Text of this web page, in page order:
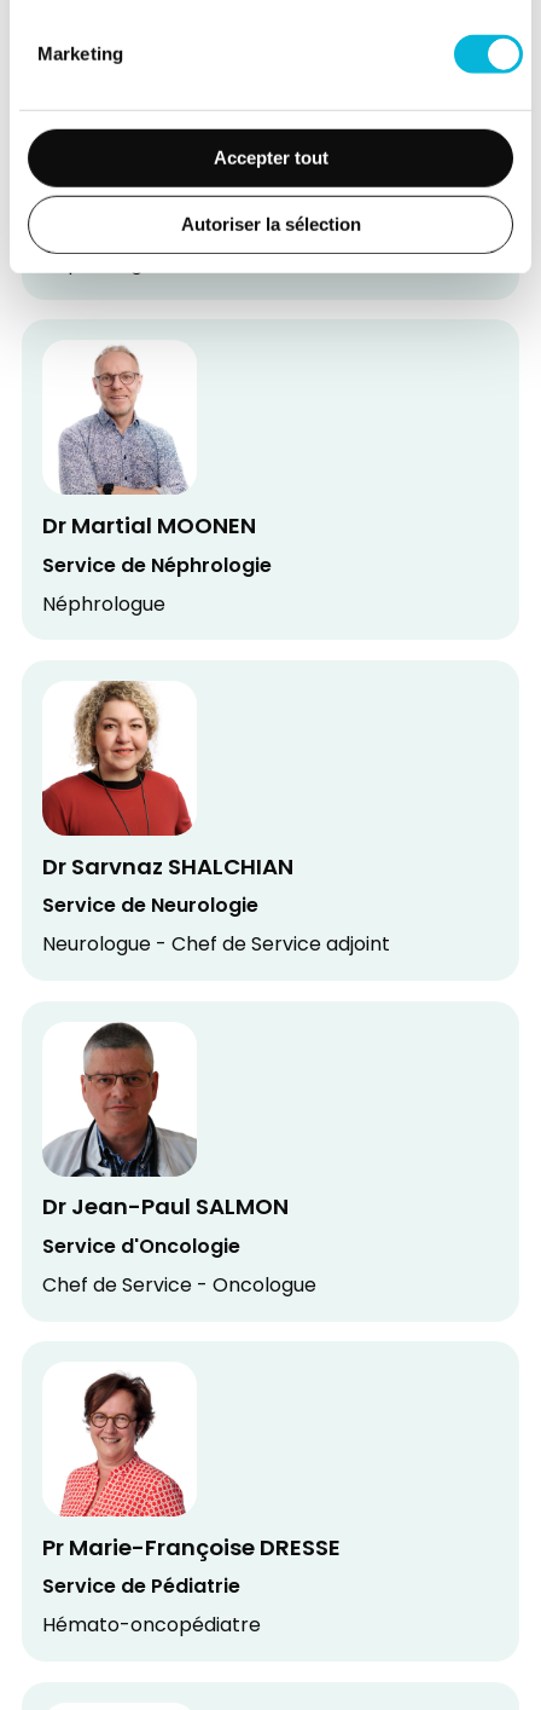
Marketing
Accepter tout
Autoriser la sélection
Dr Marine ALLARD
Service de Néphrologie
Néphrologue - Chef de Service
Dr Martial MOONEN
Service de Néphrologie
Néphrologue
Dr Sarvnaz SHALCHIAN
Service de Neurologie
Neurologue - Chef de Service adjoint
Dr Jean-Paul SALMON
Service d'Oncologie
Chef de Service - Oncologue
Pr Marie-Françoise DRESSE
Service de Pédiatrie
Hémato-oncopédiatre